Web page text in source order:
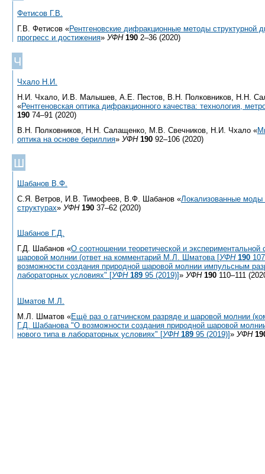
Фетисов Г.В.
Г.В. Фетисов «Рентгеновские дифракционные методы структурной
прогресс и достижения» УФН 190 2–36 (2020)
Ч
Чхало Н.И.
Н.И. Чхало, И.В. Малышев, А.Е. Пестов, В.Н. Полковников, Н.Н.
«Рентгеновская оптика дифракционного качества: технология,
190 74–91 (2020)
В.Н. Полковников, Н.Н. Салащенко, М.В. Свечников, Н.И. Чхало «
оптика на основе бериллия» УФН 190 92–106 (2020)
Ш
Шабанов В.Ф.
С.Я. Ветров, И.В. Тимофеев, В.Ф. Шабанов «Локализованные
структурах» УФН 190 37–62 (2020)
Шабанов Г.Д.
Г.Д. Шабанов «О соотношении теоретической и
шаровой молнии (ответ на комментарий М.Л. Шматова [УФН190
возможности создания природной шаровой молнии импульсным
лабораторных условиях" [УФН189 95 (2019)]» УФН 190 110–111
Шматов М.Л.
М.Л. Шматов «Ещё раз о гатчинском разряде и шаровой молнии
Г.Д. Шабанова "О возможности создания природной шаровой
нового типа в лабораторных условиях" [УФН189 95 (2019)]» УФН